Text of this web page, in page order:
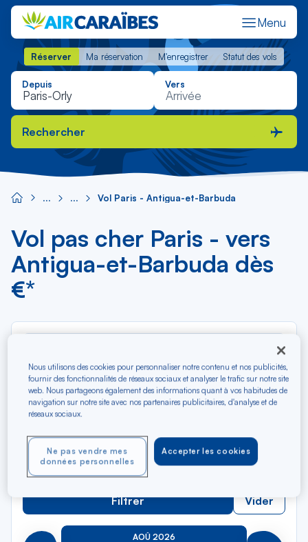
Menu
Réserver Ma réservation M'enregistrer Statut des vols
Réserver Ma réservation M'enregistrer Statut des vols
Depuis Vers
Rechercher
Vol Paris - Antigua-et-Barbuda
Vol pas cher Paris - vers
Antigua-et-Barbuda dès
€*
la
liste
Vers
Pour aller vers
Type de trajet
Aller-Retour Aller simple
Filtrer Vider
AOÛ 2026
Nous utilisons des cookies pour personnaliser notre contenu et nos publicités,
fournir des fonctionnalités de réseaux sociaux et analyser le trafic sur notre site
web. Nous partageons également des informations quant à vos habitudes de
navigation sur notre site avec nos partenaires publicitaires, d'analyse et de
réseaux sociaux.
Accepter les cookies
Ne pas vendre mes
données personnelles